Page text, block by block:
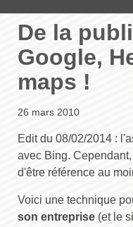
De la
Google,
maps !
26 mars 2010
Edit du 08/02/2014 :
avec Bing. Cependant,
d'être référence au
Voici une technique
son entreprise (et le